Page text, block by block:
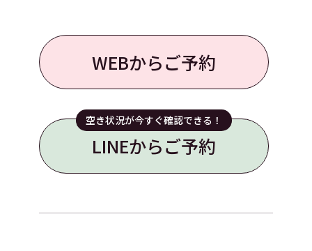
WEBからご予約
空き状況が今すぐ確認できる！
LINEからご予約